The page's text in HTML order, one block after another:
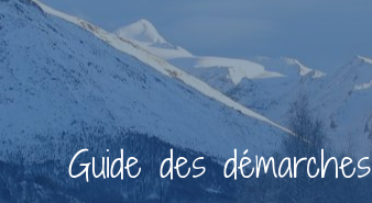
Guide des démarches